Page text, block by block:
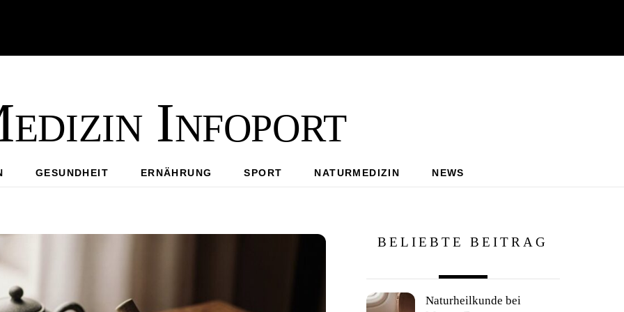
Infoport
GESUNDHEIT ERNÄHRUNG SPORT NATURMEDIZIN NEWS
BELIEBTE BEITRAG
Naturheilkunde bei